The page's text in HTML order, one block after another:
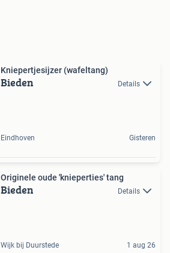
Kniepertjesijzer (wafeltang)
Bieden Details
Eindhoven Gisteren
Originele oude 'knieperties' tang
Bieden Details
Wijk bij Duurstede 1 aug 26